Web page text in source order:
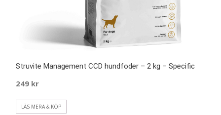
Struvite Management CCD hundfoder – 2 kg – Specific
249 kr
LÄS MERA & KÖP